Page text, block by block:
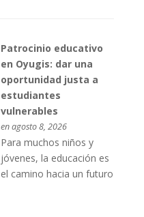
Patrocinio educativo
en Oyugis: dar una
oportunidad justa a
estudiantes
vulnerables
en agosto 8, 2026
Para muchos niños y
jóvenes, la educación es
el camino hacia un futuro